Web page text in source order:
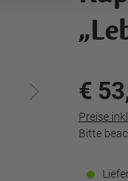
€
Preise
Bitte